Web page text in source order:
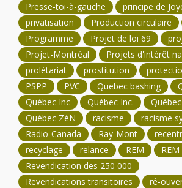
Presse-toi-à-gauche
principe de
privatisation
Production circulaire
Programme
Projet de loi 69
Projet-Montréal
Projets d'intérêt
prolétariat
prostitution
PSPP
PVC Quebec bashing
Québec Inc
Québec Inc.
Québec ZéN
racisme
racisme
Radio-Canada
Ray-Mont
recyclage
relance REM
Revendication des 250 000
Revendications transitoires
ré-